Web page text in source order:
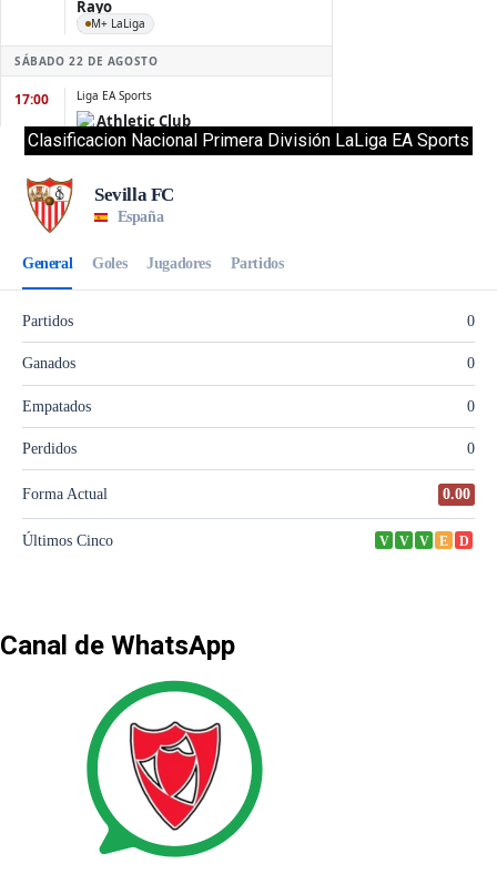
Clasificacion Nacional Primera División LaLiga EA Sports
Canal de WhatsApp